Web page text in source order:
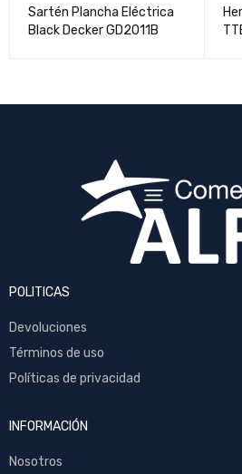
Sartén Plancha Eléctrica
Black Decker GD2011B
POLITICAS
Devoluciones
Términos de uso
Políticas de privacidad
INFORMACIÓN
Nosotros